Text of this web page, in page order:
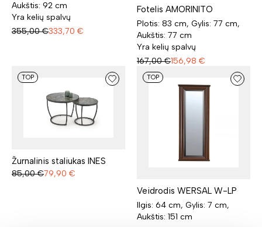
Aukštis: 92 cm
Yra kelių spalvų
355,00 €333,70 €
Fotelis AMORINITO
Plotis: 83 cm, Gylis: 77 cm,
Aukštis: 77 cm
Yra kelių spalvų
167,00 €156,98 €
TOP
Žurnalinis staliukas INES
85,00 €79,90 €
TOP
Veidrodis WERSAL W-LP
Ilgis: 64 cm, Gylis: 7 cm,
Aukštis: 151 cm